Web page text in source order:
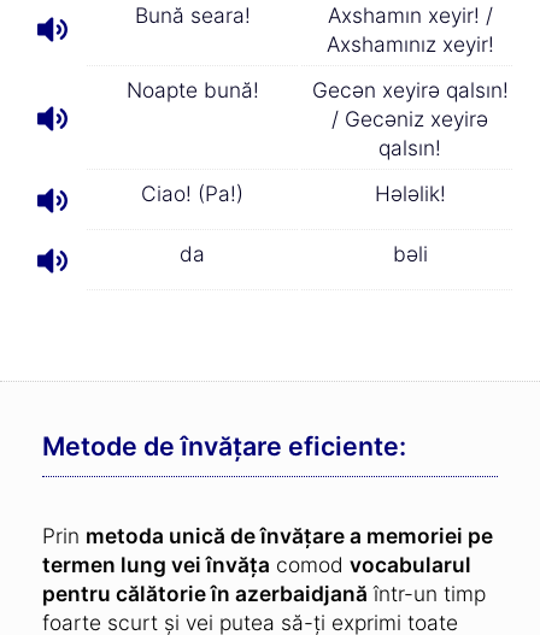
Bună seara!
Axshamın xeyir! /
Axshamınız xeyir!
Noapte bună!
Gecən xeyirə qalsın!
/ Gecəniz xeyirə
qalsın!
Ciao! (Pa!)
Hələlik!
da bəli
Metode de învățare eficiente:
Prin metoda unică de învățare a memoriei pe
termen lung vei învăța comod vocabularul
pentru călătorie în azerbaidjană într-un timp
foarte scurt și vei putea să-ți exprimi toate